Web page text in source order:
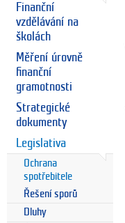
Finanční
vzdělávání na
školách
Měření úrovně
finanční
gramotnosti
Strategické
dokumenty
Legislativa
Ochrana
spotřebitele
Řešení sporů
Dluhy